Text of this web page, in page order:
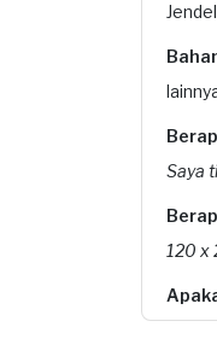
Saya
120 x